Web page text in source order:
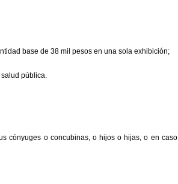
base de 38 mil pesos en una sola exhibición;
pública.
cónyuges o concubinas, o hijos o hijas, o en